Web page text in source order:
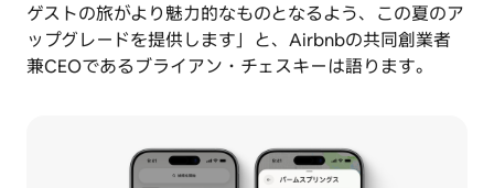
ゲストの旅がより魅力的なものとなるよう、この夏のア
ップグレードを提供します」と、Airbnbの共同創業者
兼CEOであるブライアン・チェスキーは語ります。